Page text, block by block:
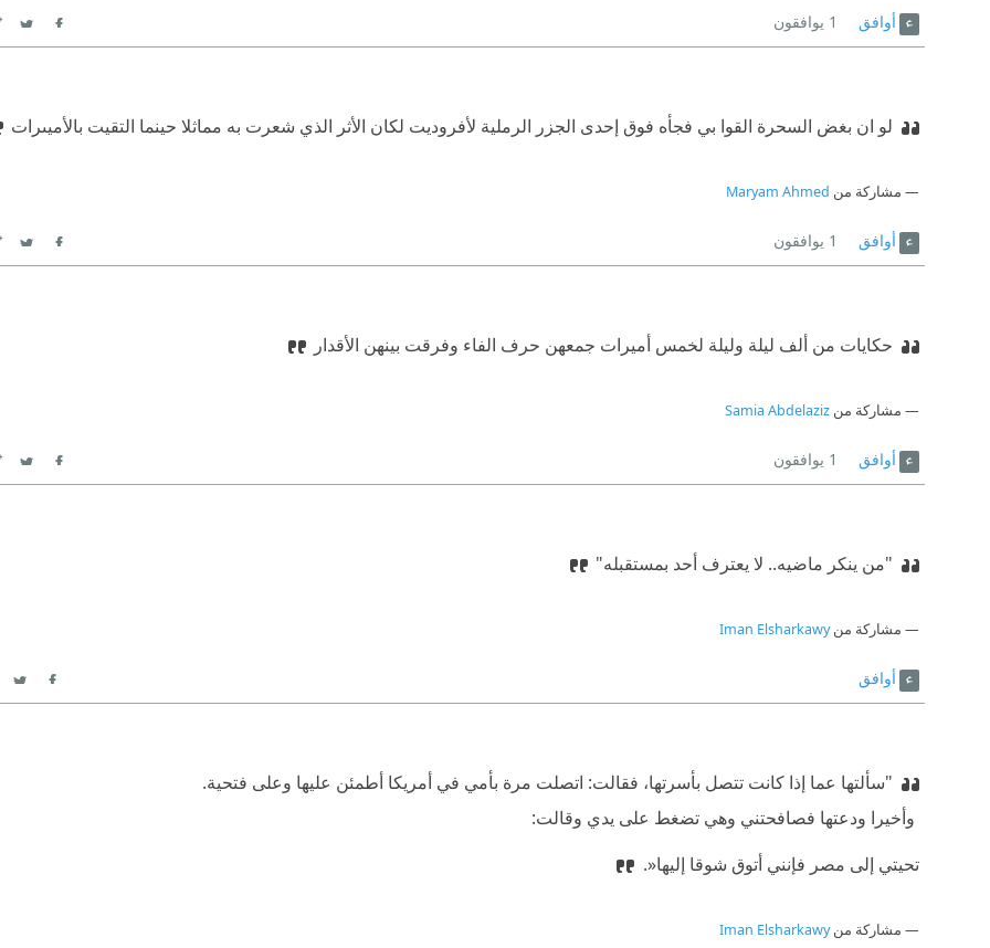
أوافق 1 يوافقون
لو ان بغض السحرة القوا بي فجأه فوق إحدى الجزر الرملية لأفروديت لكان الأثر الذي شعرت به مماثلا حينما التقيت بالأميىرات
مشاركة من Maryam Ahmed
أوافق 1 يوافقون
حكايات من ألف ليلة وليلة لخمس أميرات جمعهن حرف الفاء وفرقت بينهن الأقدار
مشاركة منSamia Abdelaziz
أوافق 1 يوافقون
"من ينكر ماضيه.. لا يعترف أحد بمستقبله"
مشاركة منIman Elsharkawy
أوافق
"سألتها عما إذا كانت تتصل بأسرتها، فقالت: اتصلت مرة بأمي في أمريكا أطمئن عليها وعلى فتحية.
ً وأخيرا ودعتها فصافحتني وهي تضغط على يدي وقالت:
تحيتي إلى مصر فإنني أتوق شوقا إليها«.
مشاركة منIman Elsharkawy